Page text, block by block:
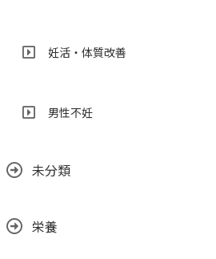
妊活・体質改善
男性不妊
未分類
栄養